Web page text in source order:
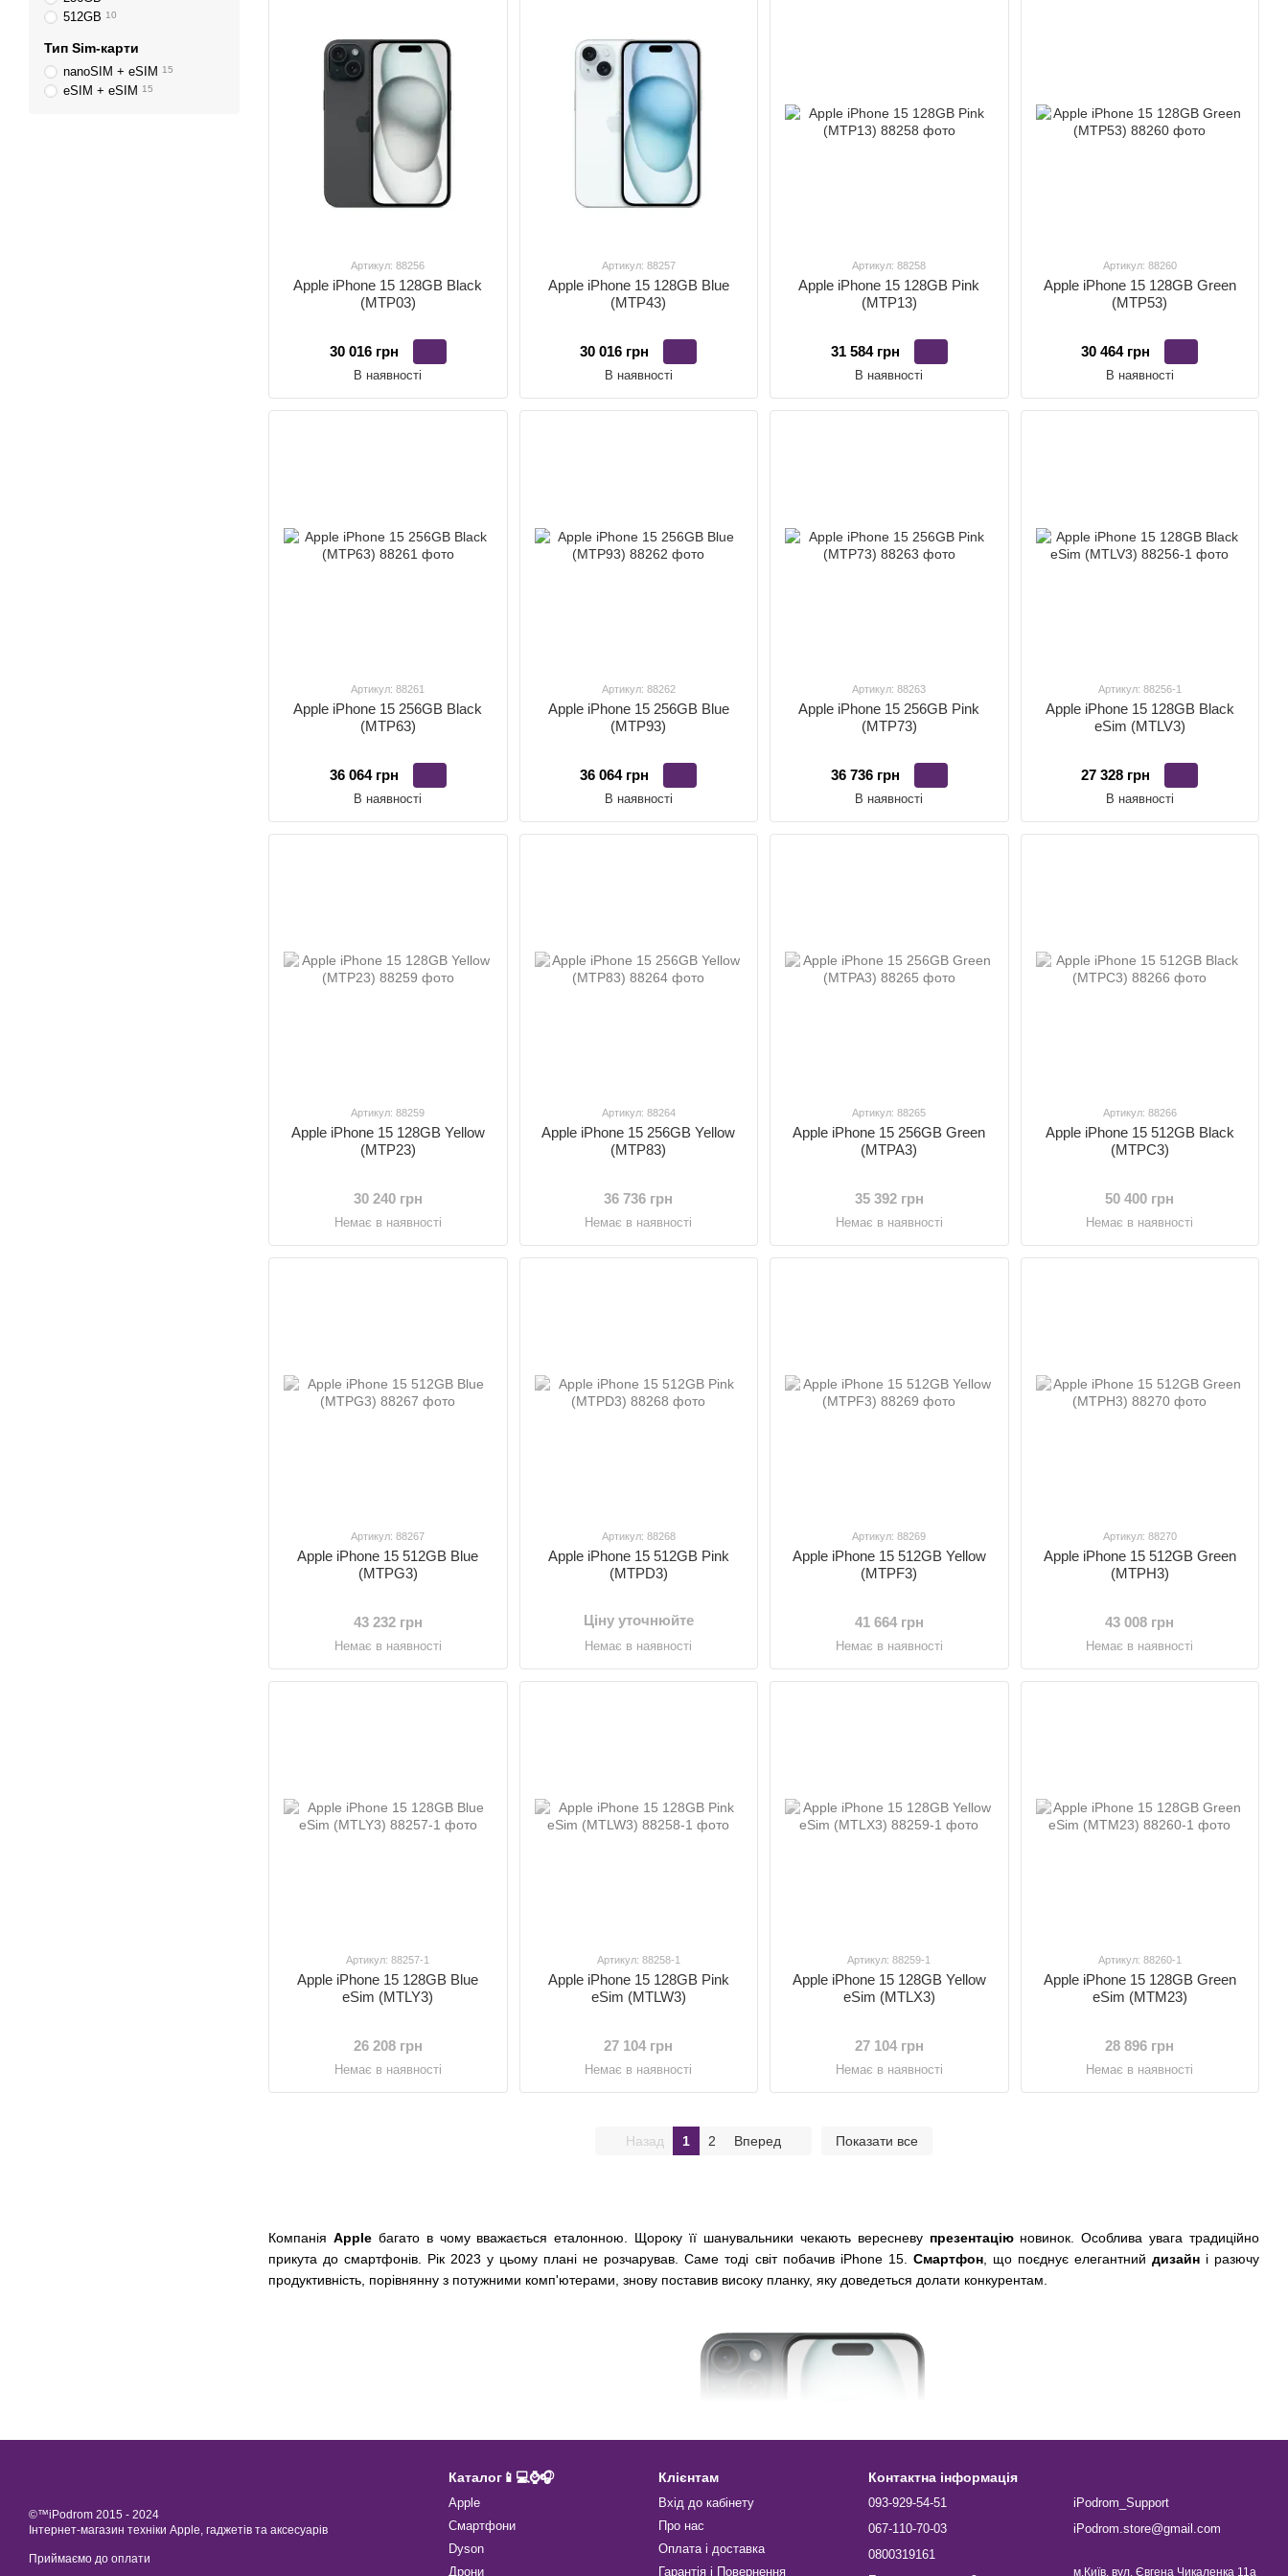
Компанія Appleбагато в чому вважається еталонною. Щороку її шанувальники чекають вересневу презентаціюновинок. Особлива увага традиційно
прикута до смартфонів. Рік 2023 у цьому плані не розчарував. Саме тоді світ побачив iPhone 15. Смартфон, що поєднує елегантний дизайні разючу
продуктивність, порівнянну з потужними комп'ютерами, знову поставив високу планку, яку доведеться долати конкурентам.
Артикул: 88256
Apple iPhone 15 128GB Black
(MTP03)
30 016 грн
В наявності
Артикул: 88257
Apple iPhone 15 128GB Blue
(MTP43)
30 016 грн
В наявності
Артикул: 88258
Apple iPhone 15 128GB Pink
(MTP13)
31 584 грн
В наявності
Артикул: 88260
Apple iPhone 15 128GB Green
(MTP53)
30 464 грн
В наявності
Артикул: 88261
Apple iPhone 15 256GB Black
(MTP63)
36 064 грн
В наявності
Артикул: 88262
Apple iPhone 15 256GB Blue
(MTP93)
36 064 грн
В наявності
Артикул: 88263
Apple iPhone 15 256GB Pink
(MTP73)
36 736 грн
В наявності
Артикул: 88256-1
Apple iPhone 15 128GB Black
eSim (MTLV3)
27 328 грн
В наявності
Артикул: 88259
Apple iPhone 15 128GB Yellow
(MTP23)
30 240 грн
Немає в наявності
Артикул: 88264
Apple iPhone 15 256GB Yellow
(MTP83)
36 736 грн
Немає в наявності
Артикул: 88265
Apple iPhone 15 256GB Green
(MTPA3)
35 392 грн
Немає в наявності
Артикул: 88266
Apple iPhone 15 512GB Black
(MTPC3)
50 400 грн
Немає в наявності
Артикул: 88267
Apple iPhone 15 512GB Blue
(MTPG3)
43 232 грн
Немає в наявності
Артикул: 88268
Apple iPhone 15 512GB Pink
(MTPD3)
Ціну уточнюйте
Немає в наявності
Артикул: 88269
Apple iPhone 15 512GB Yellow
(MTPF3)
41 664 грн
Немає в наявності
Артикул: 88270
Apple iPhone 15 512GB Green
(MTPH3)
43 008 грн
Немає в наявності
Артикул: 88257-1
Apple iPhone 15 128GB Blue
eSim (MTLY3)
26 208 грн
Немає в наявності
Артикул: 88258-1
Apple iPhone 15 128GB Pink
eSim (MTLW3)
27 104 грн
Немає в наявності
Артикул: 88259-1
Apple iPhone 15 128GB Yellow
eSim (MTLX3)
27 104 грн
Немає в наявності
Артикул: 88260-1
Apple iPhone 15 128GB Green
eSim (MTM23)
28 896 грн
Немає в наявності
Назад 1 2 Вперед Показати все
512GB 10
Тип Sim-карти
nanoSIM + eSIM 15
eSIM + eSIM 15
©™iPodrom 2015 - 2024
Інтернет-магазин техніки Apple, гаджетів та аксесуарів
Приймаємо до оплати
Каталог📱💻⌚️🎧
Apple
Смартфони
Dyson
Дрони
Клієнтам
Вхід до кабінету
Про нас
Оплата і доставка
Гарантія і Повернення
Контактна інформація
093-929-54-51
067-110-70-03
0800319161
iPodrom_Support
iPodrom.store@gmail.com
м.Київ, вул. Євгена Чикаленка 11а